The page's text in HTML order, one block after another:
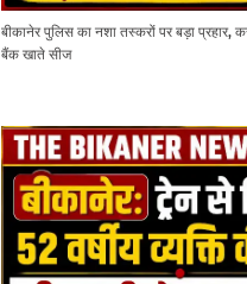
बीकानेर पुलिस का नशा तस्करों पर बड़ा प्रहार,
बैंक खाते सीज